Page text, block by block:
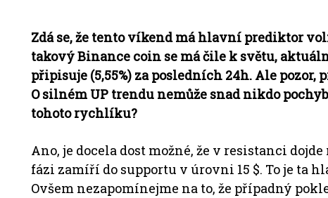
Zdá se, že tento víkend má hlavní prediktor
takový Binance coin se má čile k světu,
připisuje (5,55%) za posledních 24h. Ale
O silném UP trendu nemůže snad nikdo
tohoto rychlíku?
Ano, je docela dost možné, že v resistanci
fázi zamíří do supportu v úrovni 15 $. To je ta
Ovšem nezapomínejme na to, že případný